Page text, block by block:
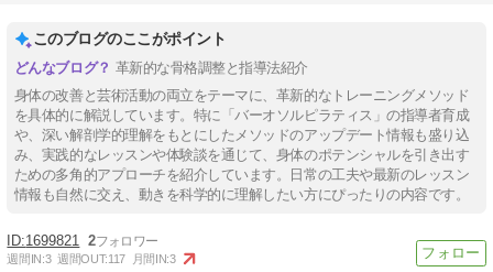
このブログのここがポイント
革新的な骨格調整と指導法紹介
身体の改善と芸術活動の両立をテーマに、革新的なトレーニングメソッド
を具体的に解説しています。特に「バーオソルピラティス」の指導者育成
や、深い解剖学的理解をもとにしたメソッドのアップデート情報も盛り込
み、実践的なレッスンや体験談を通じて、身体のポテンシャルを引き出す
ための多角的アプローチを紹介しています。日常の工夫や最新のレッスン
情報も自然に交え、動きを科学的に理解したい方にぴったりの内容です。
1699821 2
週間IN:3 週間OUT:117 月間IN:3